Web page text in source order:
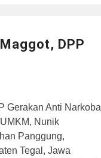
DPP
Gerakan Anti Narkoba
Nunik
Panggung,
Tegal, Jawa